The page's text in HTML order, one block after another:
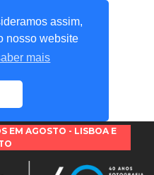
assim,
nosso website
mais
EM AGOSTO - LISBOA E